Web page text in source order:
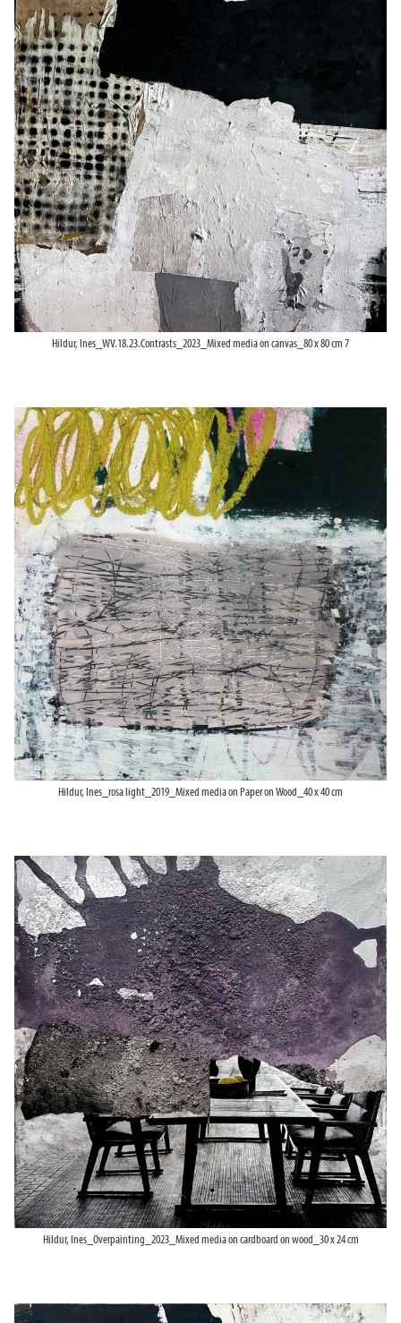
Hildur, Ines_WV.18.23.Contrasts_2023_Mixed media on canvas_80 x 80 cm 7
Hildur, Ines_rosa light_2019_Mixed media on Paper on Wood_40 x 40 cm
Hildur, Ines_Overpainting_2023_Mixed media on cardboard on wood_30 x 24 cm